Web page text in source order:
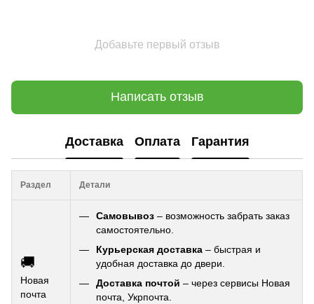
Добавьте первый отзыв
Написать отзыв
Доставка Оплата Гарантия
Раздел Детали
🚚
Новая
почта
Самовывоз – возможность забрать заказ
самостоятельно.
Курьерская доставка – быстрая и
удобная доставка до двери.
Доставка почтой – через сервисы Новая
почта, Укрпочта.